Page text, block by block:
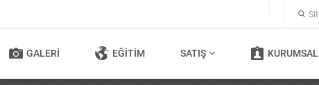
GALERI EĞITIM SATIŞ KURUMSAL